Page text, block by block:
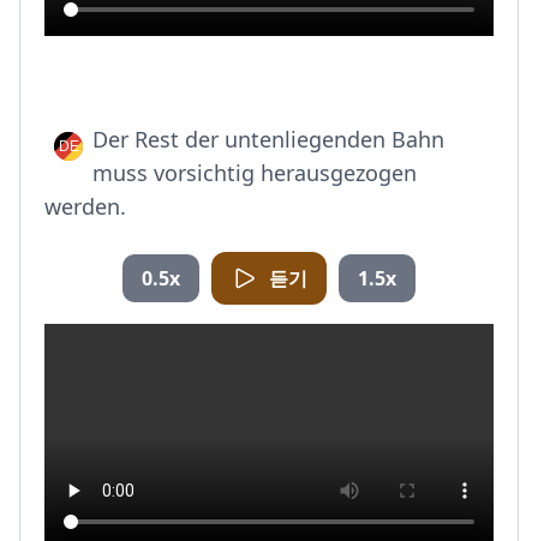
Der Rest der untenliegenden Bahn
muss vorsichtig herausgezogen
werden.
0.5x 듣기 1.5x